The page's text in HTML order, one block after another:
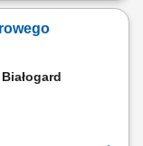
Białogard